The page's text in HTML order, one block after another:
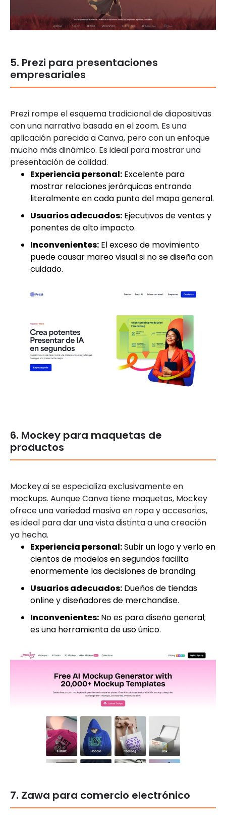
5. Prezi para presentaciones
empresariales
Prezi rompe el esquema tradicional de diapositivas
con una narrativa basada en el zoom. Es una
aplicación parecida a Canva, pero con un enfoque
mucho más dinámico. Es ideal para mostrar una
presentación de calidad.
Experiencia personal: Excelente para
mostrar relaciones jerárquicas entrando
literalmente en cada punto del mapa general.
Usuarios adecuados: Ejecutivos de ventas y
ponentes de alto impacto.
Inconvenientes: El exceso de movimiento
puede causar mareo visual si no se diseña con
cuidado.
6. Mockey para maquetas de
productos
Mockey.ai se especializa exclusivamente en
mockups. Aunque Canva tiene maquetas, Mockey
ofrece una variedad masiva en ropa y accesorios,
es ideal para dar una vista distinta a una creación
ya hecha.
Experiencia personal:Subir un logo y verlo en
cientos de modelos en segundos facilita
enormemente las decisiones de branding.
Usuarios adecuados: Dueños de tiendas
online y diseñadores de merchandise.
Inconvenientes: No es para diseño general;
es una herramienta de uso único.
7. Zawa para comercio electrónico